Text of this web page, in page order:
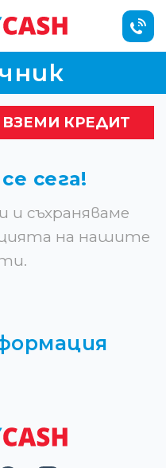
ВЗЕМИ КРЕДИТ
сега!
и съхраняваме
на нашите